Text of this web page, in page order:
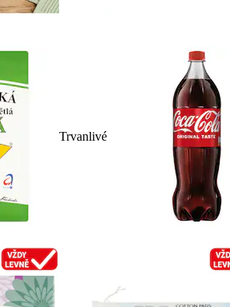
Trvanlivé